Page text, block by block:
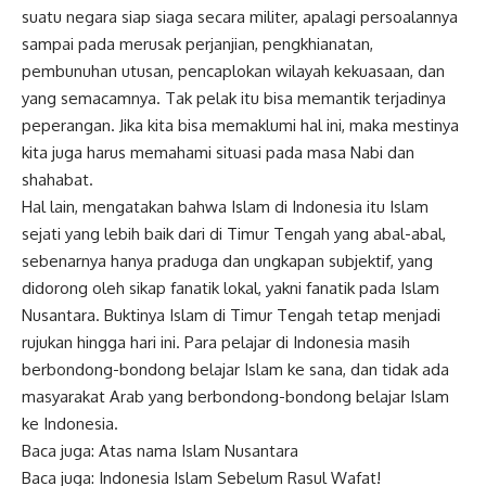
suatu negara siap siaga secara militer, apalagi persoalannya
sampai pada merusak perjanjian, pengkhianatan,
pembunuhan utusan, pencaplokan wilayah kekuasaan, dan
yang semacamnya. Tak pelak itu bisa memantik terjadinya
peperangan. Jika kita bisa memaklumi hal ini, maka mestinya
kita juga harus memahami situasi pada masa Nabi dan
shahabat.
Hal lain, mengatakan bahwa Islam di Indonesia itu Islam
sejati yang lebih baik dari di Timur Tengah yang abal-abal,
sebenarnya hanya praduga dan ungkapan subjektif, yang
didorong oleh sikap fanatik lokal, yakni fanatik pada Islam
Nusantara. Buktinya Islam di Timur Tengah tetap menjadi
rujukan hingga hari ini. Para pelajar di Indonesia masih
berbondong-bondong belajar Islam ke sana, dan tidak ada
masyarakat Arab yang berbondong-bondong belajar Islam
ke Indonesia.
Baca juga: Atas nama Islam Nusantara
Baca juga: Indonesia Islam Sebelum Rasul Wafat!